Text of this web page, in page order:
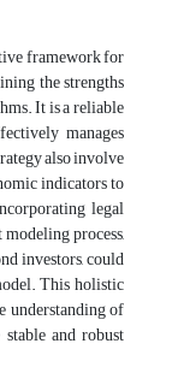
framework for
the strengths
It is a reliable
manages
also involve
indicators to
legal
process,
investors, could
This holistic
understanding of
and robust